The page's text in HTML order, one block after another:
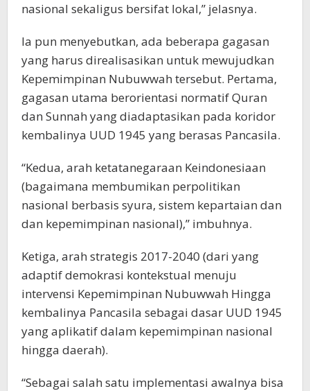
nasional sekaligus bersifat lokal,” jelasnya.
Ia pun menyebutkan, ada beberapa gagasan
yang harus direalisasikan untuk mewujudkan
Kepemimpinan Nubuwwah tersebut. Pertama,
gagasan utama berorientasi normatif Quran
dan Sunnah yang diadaptasikan pada koridor
kembalinya UUD 1945 yang berasas Pancasila.
“Kedua, arah ketatanegaraan Keindonesiaan
(bagaimana membumikan perpolitikan
nasional berbasis syura, sistem kepartaian dan
dan kepemimpinan nasional),” imbuhnya.
Ketiga, arah strategis 2017-2040 (dari yang
adaptif demokrasi kontekstual menuju
intervensi Kepemimpinan Nubuwwah Hingga
kembalinya Pancasila sebagai dasar UUD 1945
yang aplikatif dalam kepemimpinan nasional
hingga daerah).
“Sebagai salah satu implementasi awalnya bisa